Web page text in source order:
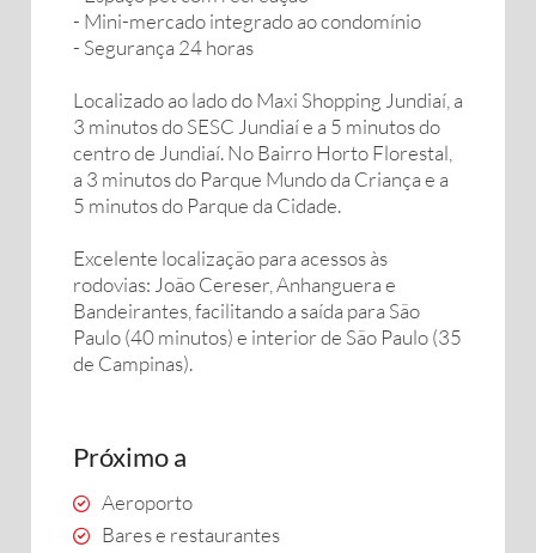
- Mini-mercado integrado ao condomínio
- Segurança 24 horas
Localizado ao lado do Maxi Shopping Jundiaí, a
3 minutos do SESC Jundiaí e a 5 minutos do
centro de Jundiaí. No Bairro Horto Florestal,
a 3 minutos do Parque Mundo da Criança e a
5 minutos do Parque da Cidade.
Excelente localização para acessos às
rodovias: João Cereser, Anhanguera e
Bandeirantes, facilitando a saída para São
Paulo (40 minutos) e interior de São Paulo (35
de Campinas).
Próximo a
Aeroporto
Bares e restaurantes